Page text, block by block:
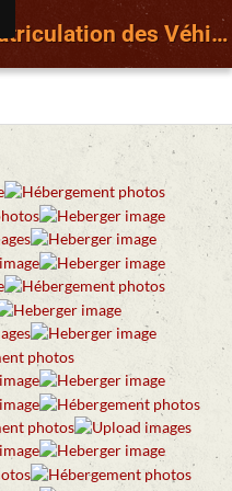
Le Système d'Immatriculation des Véhicules français depuis le 15 Avril 2009